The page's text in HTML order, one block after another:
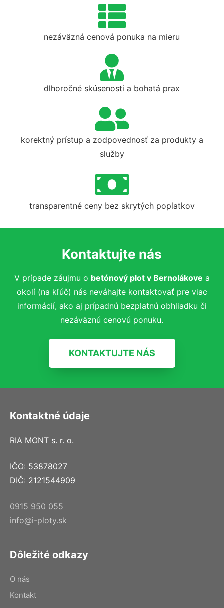
nezáväzná cenová ponuka na mieru
dlhoročné skúsenosti a bohatá prax
korektný prístup a zodpovednosť za produkty a
služby
transparentné ceny bez skrytých poplatkov
Kontaktujte nás
V prípade záujmu o betónový plot v Bernolákove a
okolí (na kľúč) nás neváhajte kontaktovať pre viac
informácií, ako aj prípadnú bezplatnú obhliadku či
nezáväznú cenovú ponuku.
KONTAKTUJTE NÁS
Kontaktné údaje
RIA MONT s. r. o.
IČO: 53878027
DIČ: 2121544909
0915 950 055
info@i-ploty.sk
Dôležité odkazy
O nás
Kontakt